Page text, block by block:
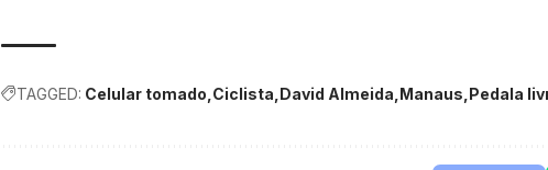
TAGGED: Celular tomado Ciclista David Almeida Manaus Pedala